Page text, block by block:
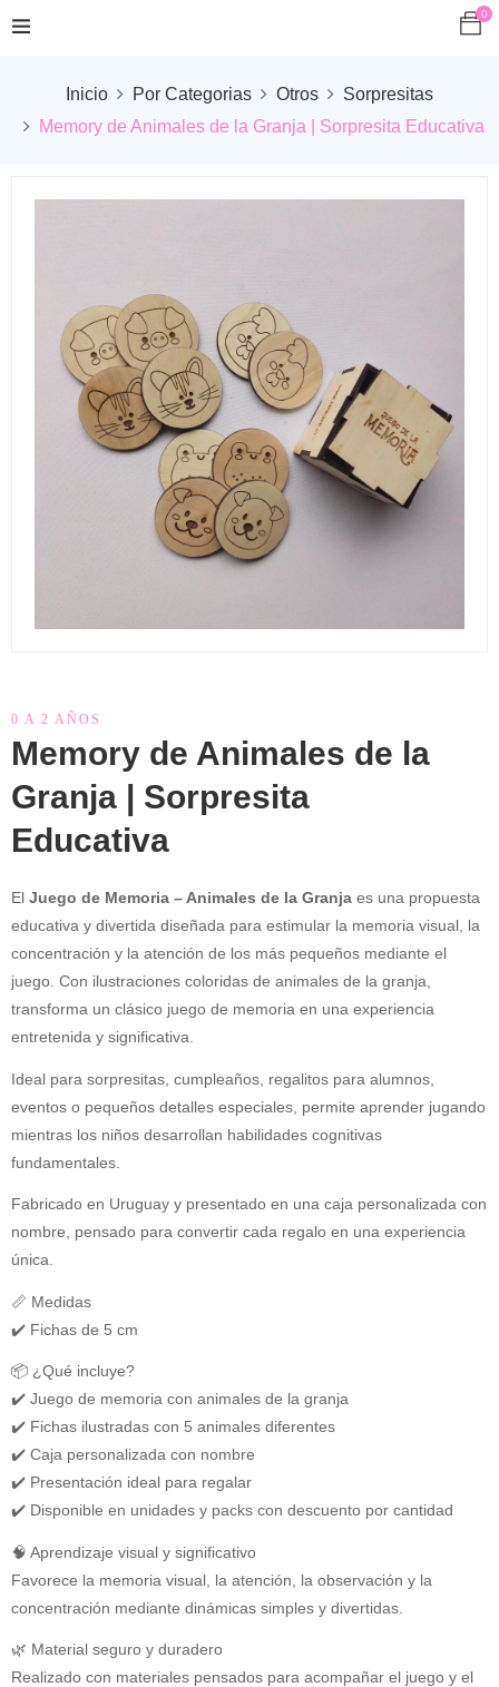
0
Inicio Por Categorias Otros
Sorpresitas
Memory de Animales de la Granja | Sorpresita Educativa
0 A 2 AÑOS
Memory de Animales de la
Granja | Sorpresita
Educativa
El Juego de Memoria – Animales de la Granja es una propuesta
educativa y divertida diseñada para estimular la memoria visual, la
concentración y la atención de los más pequeños mediante el
juego. Con ilustraciones coloridas de animales de la granja,
transforma un clásico juego de memoria en una experiencia
entretenida y significativa.
Ideal para sorpresitas, cumpleaños, regalitos para alumnos,
eventos o pequeños detalles especiales, permite aprender jugando
mientras los niños desarrollan habilidades cognitivas
fundamentales.
Fabricado en Uruguay y presentado en una caja personalizada con
nombre, pensado para convertir cada regalo en una experiencia
única.
📏 Medidas
✔️ Fichas de 5 cm
📦 ¿Qué incluye?
✔️ Juego de memoria con animales de la granja
✔️ Fichas ilustradas con 5 animales diferentes
✔️ Caja personalizada con nombre
✔️ Presentación ideal para regalar
✔️ Disponible en unidades y packs con descuento por cantidad
🧠 Aprendizaje visual y significativo
Favorece la memoria visual, la atención, la observación y la
concentración mediante dinámicas simples y divertidas.
🌿 Material seguro y duradero
Realizado con materiales pensados para acompañar el juego y el